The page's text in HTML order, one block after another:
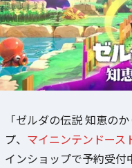
「ゼルダの伝説 知恵の
プ、 マイニンテンドース
インショップで予約受付